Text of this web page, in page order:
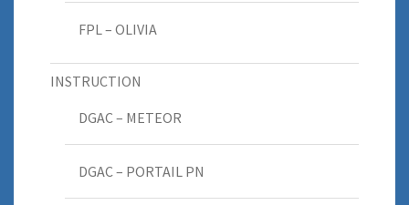
FPL – OLIVIA
INSTRUCTION
DGAC – METEOR
DGAC – PORTAIL PN